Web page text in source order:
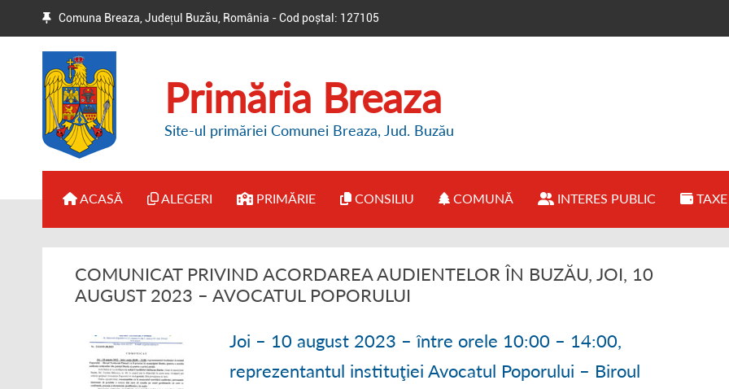
Comuna Breaza, Județul Buzău, România - Cod poștal: 127105
Primăria Breaza
Site-ul primăriei Comunei Breaza, Jud. Buzău
ACASĂ ALEGERI
● BIROUL ELECTORAL DE
CIRCUMSCRIPȚIE
● ALTE INFORMAȚII
PRIMĂRIE
● ADMINISTRAȚIE PRIMĂRIE
● DISPOZIȚII PRIMAR
● ORGANIGRAMĂ
CONSILIU
● CONSILIUL LOCAL BREAZA
● REGULAMENT FUNCȚIONARE
● PROCESE VERBALE C.L.
COMUNĂ
● PREZENTARE COMUNĂ
● OPORTUNITĂȚI INVESTIȚII
● TURISM LA BREAZA
INTERES PUBLIC
● INFORMAȚII BUGET
● ANUNȚURI PUBLICE
● DECLARAȚII DE INTERESE
COMUNICAT PRIVIND ACORDAREA AUDIENTELOR ÎN BUZĂU, JOI, 10
AUGUST 2023 – AVOCATUL POPORULUI
Joi – 10 august 2023 – între orele 10:00 – 14:00,
reprezentantul instituţiei Avocatul Poporului – Biroul